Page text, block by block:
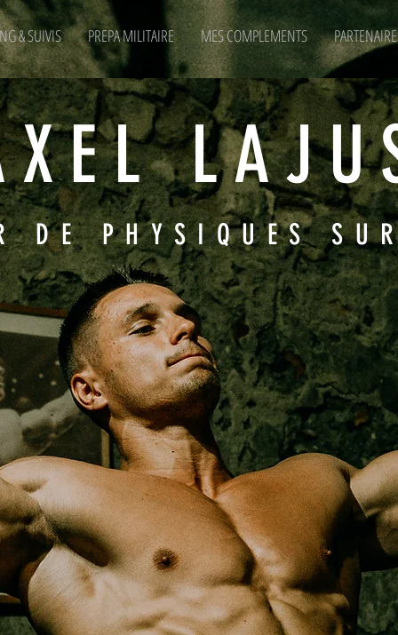
& SUIVIS PREPA MILITAIRE MES COMPLEMENTS
DE PHYSIQUES